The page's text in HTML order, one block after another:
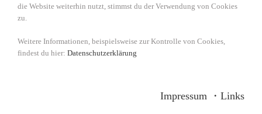
die Website weiterhin nutzt, stimmst du der Verwendung von Cookies
zu.
Weitere Informationen, beispielsweise zur Kontrolle von Cookies,
findest du hier: Datenschutzerklärung
Impressum ・ Links